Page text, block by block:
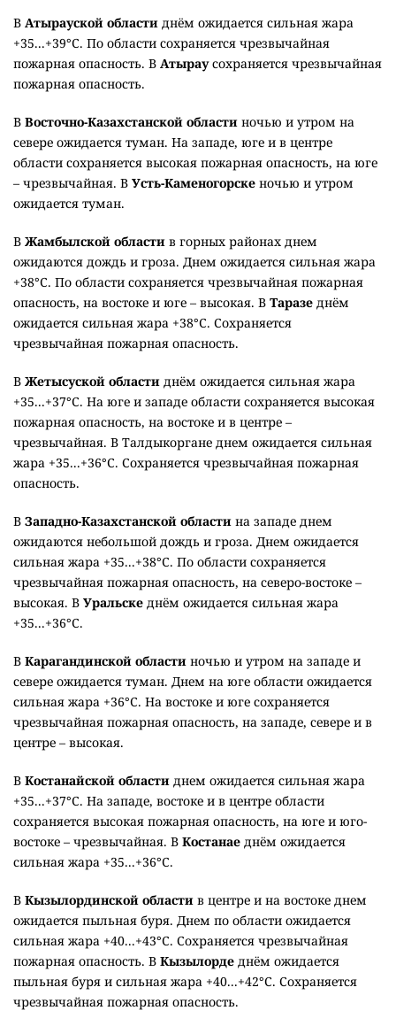
В Атырауской области днём ожидается сильная жара
+35...+39°C. По области сохраняется чрезвычайная
пожарная опасность. В Атыраусохраняется чрезвычайная
пожарная опасность.
В Восточно-Казахстанской области ночью и утром на
севере ожидается туман. На западе, юге и в центре
области сохраняется высокая пожарная опасность, на юге
– чрезвычайная. В Усть-Каменогорске ночью и утром
ожидается туман.
В Жамбылской области в горных районах днем
ожидаются дождь и гроза. Днем ожидается сильная жара
+38°C. По области сохраняется чрезвычайная пожарная
опасность, на востоке и юге – высокая. В Таразе днём
ожидается сильная жара +38°C. Сохраняется
чрезвычайная пожарная опасность.
В Жетысуской области днём ожидается сильная жара
+35...+37°C. На юге и западе области сохраняется высокая
пожарная опасность, на востоке и в центре –
чрезвычайная. В Талдыкоргане днем ожидается сильная
жара +35...+36°C. Сохраняется чрезвычайная пожарная
опасность.
В Западно-Казахстанской области на западе днем
ожидаются небольшой дождь и гроза. Днем ожидается
сильная жара +35...+38°C. По области сохраняется
чрезвычайная пожарная опасность, на северо-востоке –
высокая. В Уральске днём ожидается сильная жара
+35...+36°C.
В Карагандинской области ночью и утром на западе и
севере ожидается туман. Днем на юге области ожидается
сильная жара +36°C. На востоке и юге сохраняется
чрезвычайная пожарная опасность, на западе, севере и в
центре – высокая.
В Костанайской области днем ожидается сильная жара
+35...+37°C. На западе, востоке и в центре области
сохраняется высокая пожарная опасность, на юге и юго-
востоке – чрезвычайная. В Костанае днём ожидается
сильная жара +35...+36°C.
В Кызылординской области в центре и на востоке днем
ожидается пыльная буря. Днем по области ожидается
сильная жара +40...+43°C. Сохраняется чрезвычайная
пожарная опасность. В Кызылорде днём ожидается
пыльная буря и сильная жара +40...+42°C. Сохраняется
чрезвычайная пожарная опасность.